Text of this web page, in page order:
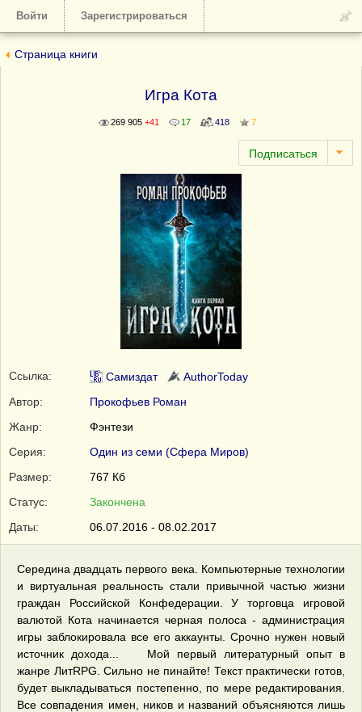
Войти Зарегистрироваться
Страница книги
Игра Кота
269 905 +41 17 418 7
Ссылка: Самиздат
AuthorToday
Автор:
Прокофьев Роман
Жанр:
Фэнтези
Серия:
Один из семи (Сфера Миров)
Размер:
767 Кб
Статус:
Закончена
Даты:
06.07.2016 - 08.02.2017
Середина двадцать первого века. Компьютерные технологии
и виртуальная реальность стали привычной частью жизни
граждан Российской Конфедерации. У торговца игровой
валютой Кота начинается черная полоса - администрация
игры заблокировала все его аккаунты. Срочно нужен новый
источник дохода... Мой первый литературный опыт в
жанре ЛитRPG. Сильно не пинайте! Текcт практически готов,
будет выкладываться постепенно, по мере редактирования.
Все совпадения имен, ников и названий объясняются лишь